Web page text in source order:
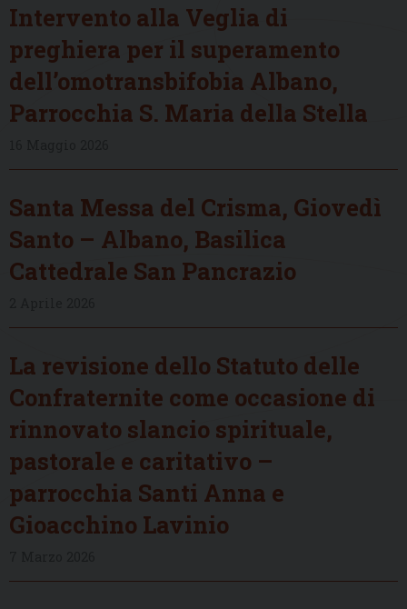
Intervento alla Veglia di
preghiera per il superamento
dell’omotransbifobia Albano,
Parrocchia S. Maria della Stella
Santa Messa del Crisma, Giovedì
Santo – Albano, Basilica
Cattedrale San Pancrazio
La revisione dello Statuto delle
Confraternite come occasione di
rinnovato slancio spirituale,
pastorale e caritativo –
parrocchia Santi Anna e
Gioacchino Lavinio